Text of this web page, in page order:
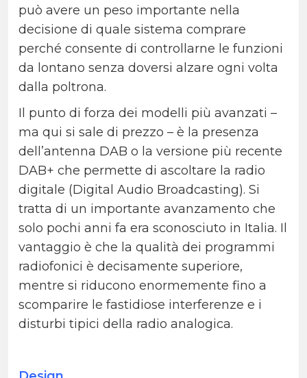
può avere un peso importante nella
decisione di quale sistema comprare
perché consente di controllarne le funzioni
da lontano senza doversi alzare ogni volta
dalla poltrona.
Il punto di forza dei modelli più avanzati –
ma qui si sale di prezzo – è la presenza
dell’antenna DAB o la versione più recente
DAB+ che permette di ascoltare la radio
digitale (Digital Audio Broadcasting). Si
tratta di un importante avanzamento che
solo pochi anni fa era sconosciuto in Italia. Il
vantaggio è che la qualità dei programmi
radiofonici è decisamente superiore,
mentre si riducono enormemente fino a
scomparire le fastidiose interferenze e i
disturbi tipici della radio analogica.